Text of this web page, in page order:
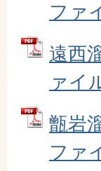
ファ
遠西
ァイ
甑岩
ファ